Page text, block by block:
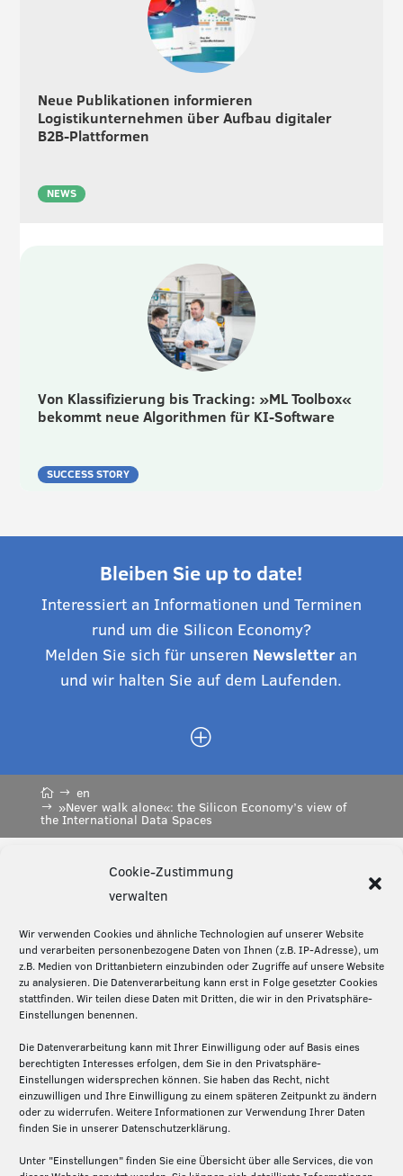
Cookie-Zustimmung
verwalten
Wir verwenden Cookies und ähnliche Technologien auf unserer Website
und verarbeiten personenbezogene Daten von Ihnen (z.B. IP-Adresse), um
z.B. Medien von Drittanbietern einzubinden oder Zugriffe auf unsere Website
zu analysieren. Die Datenverarbeitung kann erst in Folge gesetzter Cookies
stattfinden. Wir teilen diese Daten mit Dritten, die wir in den Privatsphäre-
Einstellungen benennen.
Die Datenverarbeitung kann mit Ihrer Einwilligung oder auf Basis eines
berechtigten Interesses erfolgen, dem Sie in den Privatsphäre-
Einstellungen widersprechen können. Sie haben das Recht, nicht
einzuwilligen und Ihre Einwilligung zu einem späteren Zeitpunkt zu ändern
oder zu widerrufen. Weitere Informationen zur Verwendung Ihrer Daten
finden Sie in unserer Datenschutzerklärung.
Unter "Einstellungen" finden Sie eine Übersicht über alle Services, die von
Neue Publikationen informieren
Logistikunternehmen über Aufbau digitaler
B2B-Plattformen
NEWS
Von Klassifizierung bis Tracking: »ML Toolbox«
bekommt neue Algorithmen für KI-Software
SUCCESS STORY
Bleiben Sie up to date!
Interessiert an Informationen und Terminen
rund um die Silicon Economy?
Melden Sie sich für unseren Newsletteran
und wir halten Sie auf dem Laufenden.
P
en
»Never walk alone«: the Silicon Economy’s view of
the International Data Spaces
Diese Seite teilen:
Über die Silicon Economy
Die Silicon Economy ist eine Initiative des
2024) des Bundesministeriums für Digitales und
Verkehr. Die Projektpartner – Fraunhofer IML,
Fraunhofer ISST und Technische Universität
Dortmund – schaffen hier auf der Basis von Open
Source die Grundlagen für ein föderiertes und
dezentrales Plattformen-Ökosystem in der Logistik.